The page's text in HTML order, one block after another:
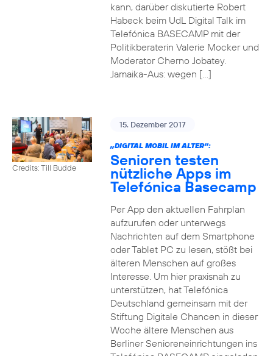
kann, darüber diskutierte Robert
Habeck beim UdL Digital Talk im
Telefónica BASECAMP mit der
Politikberaterin Valerie Mocker und
Moderator Cherno Jobatey.
Jamaika-Aus: wegen […]
Credits: Till Budde
15. Dezember 2017
„DIGITAL MOBIL IM ALTER“:
Senioren testen
nützliche Apps im
Telefónica Basecamp
Per App den aktuellen Fahrplan
aufzurufen oder unterwegs
Nachrichten auf dem Smartphone
oder Tablet PC zu lesen, stößt bei
älteren Menschen auf großes
Interesse. Um hier praxisnah zu
unterstützen, hat Telefónica
Deutschland gemeinsam mit der
Stiftung Digitale Chancen in dieser
Woche ältere Menschen aus
Berliner Senioreneinrichtungen ins